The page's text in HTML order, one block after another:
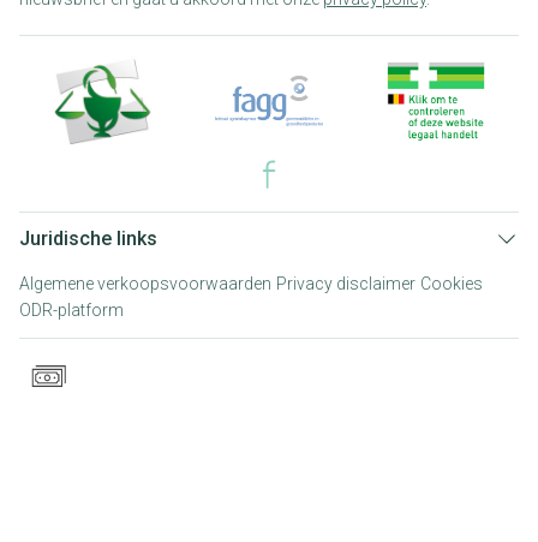
Juridische links
Algemene verkoopsvoorwaarden Privacy disclaimer Cookies
ODR-platform